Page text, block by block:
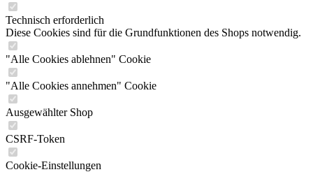
Technisch erforderlich
Diese Cookies sind für die Grundfunktionen des Shops notwendig.
"Alle Cookies ablehnen" Cookie
"Alle Cookies annehmen" Cookie
Ausgewählter Shop
CSRF-Token
Cookie-Einstellungen